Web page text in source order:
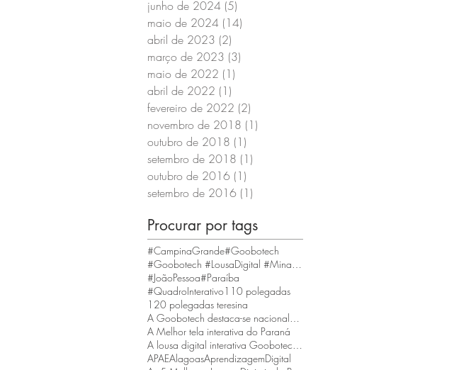
junho de 2024 (5)
maio de 2024 (14)
abril de 2023 (2)
março de 2023 (3)
maio de 2022 (1)
abril de 2022 (1)
fevereiro de 2022 (2)
novembro de 2018 (1)
outubro de 2018 (1)
setembro de 2018 (1)
outubro de 2016 (1)
setembro de 2016 (1)
Procurar por tags
#CampinaGrande#Goobotech
#JoãoPessoa#Paraíba
#QuadroInterativo110 polegadas
120 polegadas teresina
A Melhor tela interativa do Paraná
APAEAlagoasAprendizagemDigital